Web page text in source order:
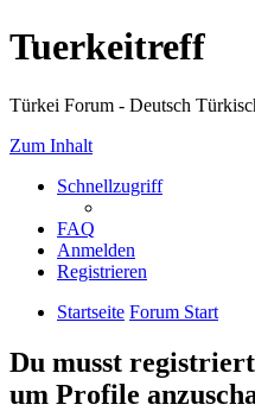
Tuerkeitreff
Türkei Forum - Deutsch
Zum Inhalt
Schnellzugriff
FAQ
Anmelden
Registrieren
Startseite Forum Start
Du musst
um Profile